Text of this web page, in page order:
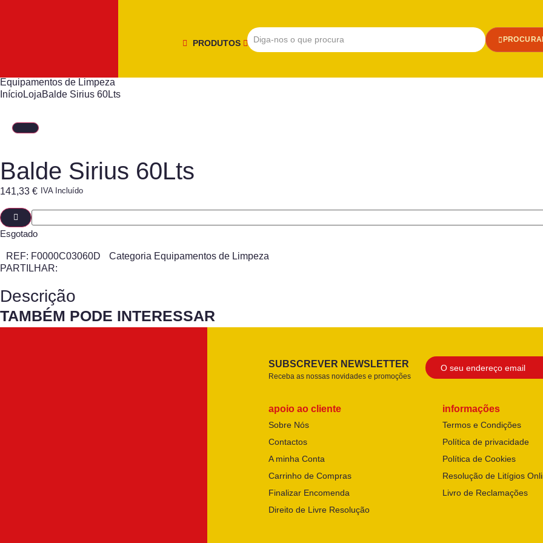
PRODUTOS
Equipamentos de Limpeza
InícioLojaBalde Sirius 60Lts
Balde Sirius 60Lts
141,33 € IVA Incluído
Esgotado
REF: F0000C03060D Categoria Equipamentos de Limpeza
PARTILHAR:
Descrição
TAMBÉM PODE INTERESSAR
SUBSCREVER NEWSLETTER
Receba as nossas novidades e promoções
apoio ao cliente
Sobre Nós
Contactos
A minha Conta
Carrinho de Compras
Finalizar Encomenda
Direito de Livre Resolução
informações
Termos e Condições
Política de privacidade
Política de Cookies
Resolução de Litígios
Livro de Reclamações